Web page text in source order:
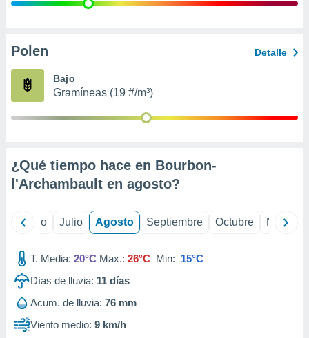
e
publicidad
Polen Detalle
Bajo
Gramíneas (19 #/m³)
¿Qué tiempo hace en Bourbon-
l'Archambault en agosto?
Junio Julio Agosto Septiembre Octubre
T. Media: 20°C Max.: 26°C Min: 15°C
Días de lluvia: 11 días
Acum. de lluvia: 76 mm
Viento medio: 9 km/h